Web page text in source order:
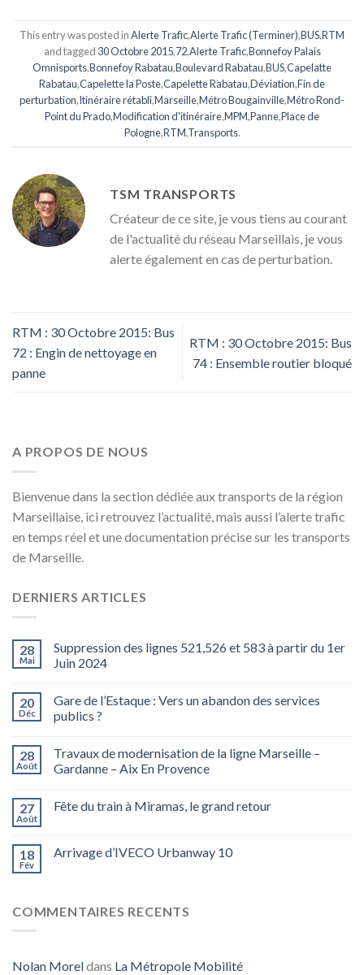
This entry was posted inAlerte Trafic,Alerte Trafic (Terminer),BUS,RTM
and tagged 30 Octobre 2015,72,Alerte Trafic,Bonnefoy Palais
Omnisports,Bonnefoy Rabatau,Boulevard Rabatau,BUS,Capelatte
Rabatau,Capelette la Poste,Capelette Rabatau,Déviation,Fin de
perturbation,Itinéraire rétabli,Marseille,Métro Bougainville,Métro Rond-
Point du Prado,Modification d'itinéraire,MPM,Panne,Place de
Pologne,RTM,Transports.
TSM TRANSPORTS
Créateur de ce site, je vous tiens au courant
de l'actualité du réseau Marseillais, je vous
alerte également en cas de perturbation.
RTM : 30 Octobre 2015: Bus
72 : Engin de nettoyage en
panne
RTM : 30 Octobre 2015: Bus
74 : Ensemble routier bloqué
A PROPOS DE NOUS
Bienvenue dans la section dédiée aux transports de la région
Marseillaise, ici retrouvez l’actualité, mais aussi l’alerte trafic
en temps réel et une documentation précise sur les transports
de Marseille.
DERNIERS ARTICLES
28
Mai
Suppression des lignes 521,526 et 583 à partir du 1er
Juin 2024
20
Déc
Gare de l’Estaque : Vers un abandon des services
publics ?
28
Août
Travaux de modernisation de la ligne Marseille –
Gardanne – Aix En Provence
27
Août
Fête du train à Miramas, le grand retour
18
Fév
Arrivage d’IVECO Urbanway 10
COMMENTAIRES RECENTS
Nolan Moreldans La Métropole Mobilité